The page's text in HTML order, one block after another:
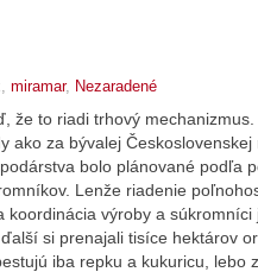
miramar, Nezaradené
že to riadi trhový
ako za bývalej
bolo plánované podľa
Lenže riadenie
koordinácia výroby a
si prenajali tisíce hektárov
iba repku a kukuricu, lebo